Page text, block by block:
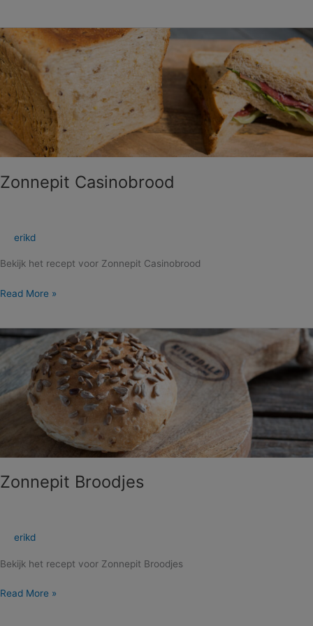
Zonnepit Casinobrood
erikd
Bekijk het recept voor Zonnepit Casinobrood
Zonnepit
Casinobrood
Read More »
Zonnepit Broodjes
erikd
Bekijk het recept voor Zonnepit Broodjes
Zonnepit
Broodjes
Read More »